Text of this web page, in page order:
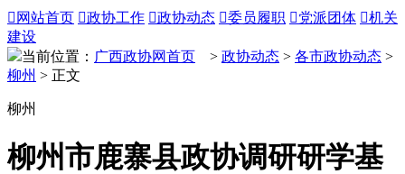
 网站首页 政协工作 政协动态 委员履职 党派团体 机关
建设
当前位置： 广西政协网首页 > 政协动态 > 各市政协动态 >
柳州 > 正文
柳州
柳州市鹿寨县政协调研研学基